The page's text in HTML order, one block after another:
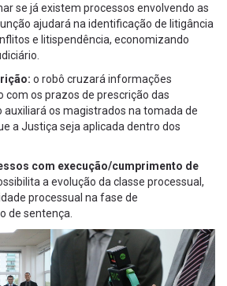
se já existem processos envolvendo as
ajudará na identificação de litigância
e litispendência, economizando
o robô cruzará informações
com os prazos de prescrição das
auxiliará os magistrados na tomada de
a Justiça seja aplicada dentro dos
com execução/cumprimento de
a evolução da classe processual,
processual na fase de
de sentença.